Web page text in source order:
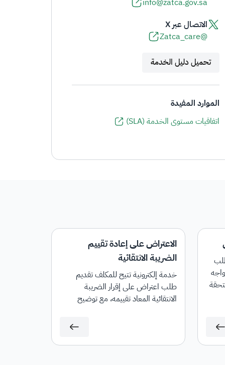
info@zatca.gov.sa
الاتصال عبر X
@Zatca_care
تحميل دليل الخدمة
الموارد المفيدة
اتفاقيات مستوى الخدمة (SLA)
الاعتراض على إعادة تقييم
الضريبة الانتقائية
خدمة إلكترونية تتيح للمكلف تقديم
طلب اعتراض على إقرار الضريبة
الانتقائية المعاد تقييمه، مع توضيح